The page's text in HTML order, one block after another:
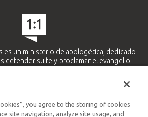
es un ministerio de apologética, dedicado
defender su fe y proclamar el evangelio
Hispano y Latinoamericano
you agree to the storing of cookies
site navigation, analyze site usage, and